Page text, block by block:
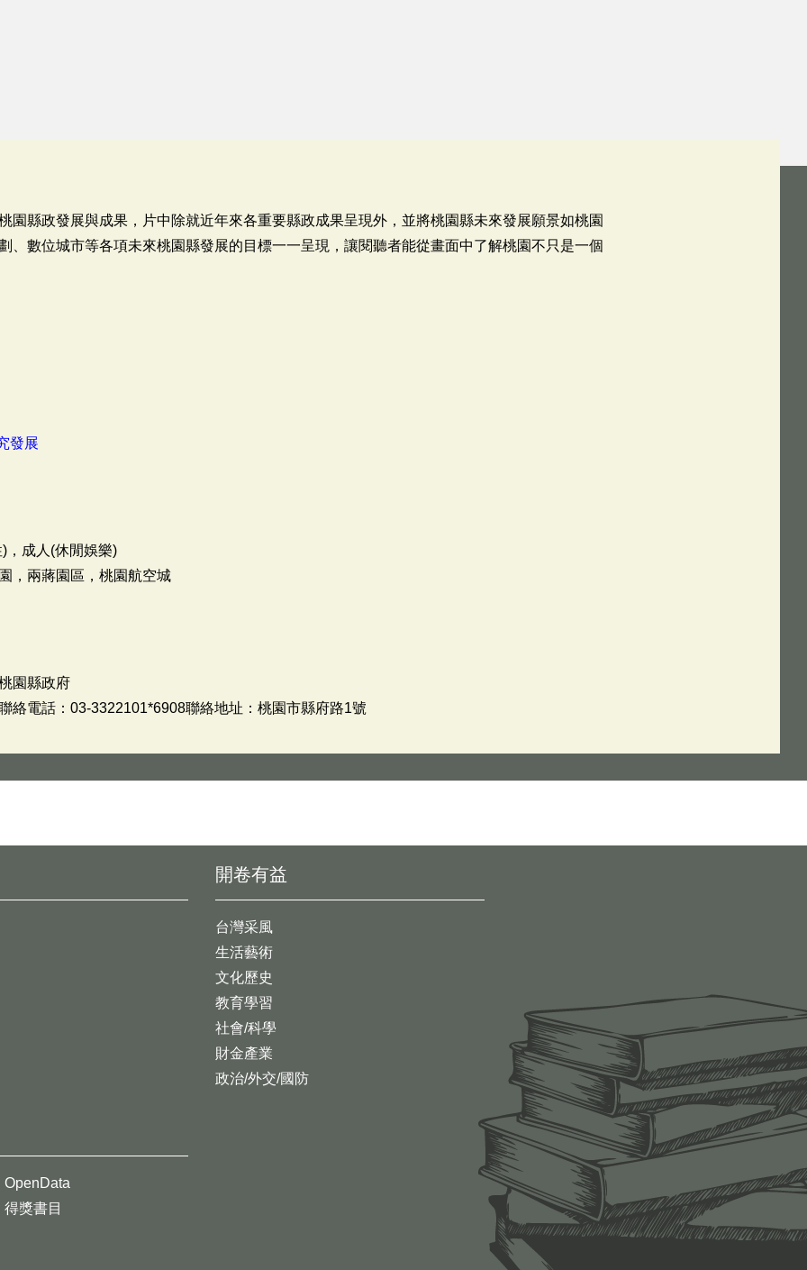
園縣政發展與成果，片中除就近年來各重要縣政成果呈現外，並將桃園縣未來發展願景如桃園
、數位城市等各項未來桃園縣發展的目標一一呈現，讓閱聽者能從畫面中了解桃園不只是一個
發展
，成人(休閒娛樂)
，兩蔣園區，桃園航空城
園縣政府
絡電話：03-3322101*6908聯絡地址：桃園市縣府路1號
開卷有益
台灣采風
生活藝術
文化歷史
教育學習
社會/科學
財金產業
政治/外交/國防
OpenData
得獎書目